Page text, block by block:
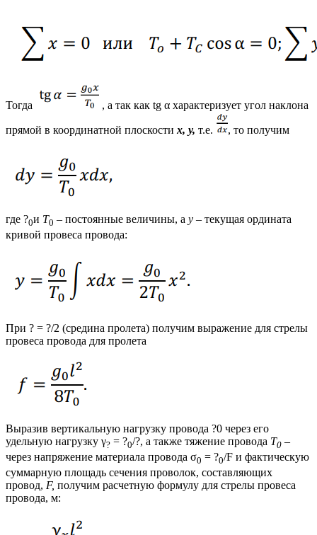
Тогда , а так как tg α характеризует угол наклона
прямой в координатной плоскости x, y, т.е. , то получим
где ?0и T0 – постоянные величины, а y – текущая ордината
кривой провеса провода:
При ? = ?/2 (средина пролета) получим выражение для стрелы
провеса провода для пролета
Выразив вертикальную нагрузку провода ?0 через его
удельную нагрузку γ? = ?0/?, а также тяжение провода Т0 –
через напряжение материала провода σ0 = ?0/F и фактическую
суммарную площадь сечения проволок, составляющих
провод, F, получим расчетную формулу для стрелы провеса
провода, м: